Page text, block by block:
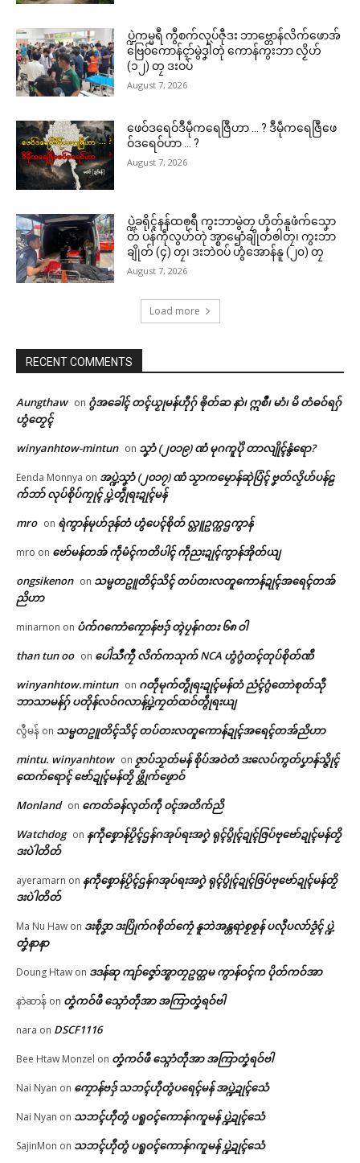
ဌာန်ပရိုၚ်ဗၠးၜးမန်
ကေတ်အဆက်
Related
မန် ဒးလုပ်ကေတ်တာလျိုၚ် ယိုက်
June 12, 2026
In "ပရိုၚ်"
စာဘာလ္ၚဵု ကဵုဒြဟတ်ဓရိုဟ်ဒေါံ
In "ပရိုၚ်"
အ္စာဘာကောန်ဂကူမန်ဂမၠိုၚ် ဂွံ
ဆက်ကေတ်တာလျိုၚ် သၞာံဇမၠိၚ်
မာန် သာ်လဵုဒးရေၚ်တၠုၚ်အာရော
February 14, 2026
In "ပရိုၚ်"
ပ္ဍဲကမ္မရဳ ကွဳစက်လုပ်ဇီုဒး ဘာဗ္တောန်လိက်ဖောအ်
ဗြေဝ်ကောန်ၚာ်မွဲဒၞါဲတုဲ ကောန်ကွးဘာ လၟိဟ်
(၁၂) တၠ ဒးဝပ်
August 7, 2026
ဖေဝ်ဒရေဝ်ဒဳမဵုကရေဇြဳဟာ … ? ဒဳမဵုကရေဇြဳဖေ
ဝ်ဒရေဝ်ဟာ … ?
August 7, 2026
ပ္ဍဲခရိုၚ်နန်ထၜုရဳ ကွးဘာမွဲတၠ ဟိုတ်နူဖံက်သၞော
တ် ပန်ကဵုလွဟ်တုဲ အ္စာၝောံချိုတ်ၜါတၠ၊ ကွးဘာ
ချိုတ် (၄) တၠ၊ ဒးဘဲဝပ် ဟွံအောန်နူ (၂၀) တၠ
August 7, 2026
Load more
RECENT COMMENTS
Aungthaw on ဂွံအခေါၚ် တၚ်ယၟုမန်ဟီုဂှ် ၜိုတ်ဆ နာဲ၊ ဣစဳ၊ မာံ၊ မိ တံဓဝ်ရဂှ်
ဟွံတၟေၚ်
winyanhtow-mintun on သၞာံ (၂၀၁၉) ဏံ မုဂကူပိုဲ တာလျိုၚ်နွံရော?
Eenda Monnya on အပ္ဍဲသၞာံ (၂၀၁၇) ဏံ သၟာကမၠောန်ဆုဲပြံၚ် ဗၞတ်လၟိဟ်ပန်ဠ
က်ဘာ် လုပ်စိုပ်ကၠုၚ် ပ္ဍဲတွဵုရးဍုၚ်မန်
mro on ရဲကွာန်မုဟ်ဒုန်တံ ဟွံပေၚ်စိုတ် လ္တူဥက္ကဌကွာန်
mro on ဗော်မန်တအ် ကဵုမံၚ်ကတိပါၚ် ကဵုညးဍုၚ်ကွာန်အိုတ်ယျ
ongsikenon on သမ္မတဥူတိၚ်သိၚ် တပ်တးလတူကောန်ဍုၚ်အရေၚ်တအ်
ညိဟာ
minarnon on ပံက်ဂကောံကၠောန်ဗဒှ် တ္ၚဲပၠန်ဂတး ၆၈ ဝါ
than tun oo on ပေါဲသဳကၠဳ လိက်ကသုက် NCA ဟွံဂွံတၚ်တုပ်စိုတ်ဏီ
winyanhtow.mintun on ဂတဵုမုက်တွဵုရးဍုၚ်မန်တံ ညံၚ်ဂွံတောဲစုတ်သီု
ဘာသာမန်ဂှ် ပတိုန်လဝ်ဂလာန်ပ္ဍဲကၠတ်ထဝ်တွဵုရးယျ
လွီမန် on သမ္မတဥူတိၚ်သိၚ် တပ်တးလတူကောန်ဍုၚ်အရေၚ်တအ်ညိဟာ
mintu. winyanhtow on ဇၟာပ်သၟတ်မန် စိုပ်အဝဲတံ ဒးလေပ်ကွတ်ပၞာန်သ္ဇိုၚ်
ထေက်ရောၚ် ဗော်ဍုၚ်မန်တၟိ ဖ္တိုက်ဖၟောဝ်
Monland on ကေတ်ခန်လ္ၚတ်ကဵု ၀ၚ်အတိက်ညိ
Watchdog on နကဵုစၞောန်ပၟိၚ်ဌန်ဂအုပ်ရးအဂၞဲ ရုၚ်ပွိုၚ်ဍုၚ်ဇြပ်ဗုဗော်ဍုၚ်မန်တၟိ
ဒးပဲါတိတ်
ayeramarn on နကဵုစၞောန်ပၟိၚ်ဌန်ဂအုပ်ရးအဂၞဲ ရုၚ်ပွိုၚ်ဍုၚ်ဇြပ်ဗုဗော်ဍုၚ်မန်တၟိ
ဒးပဲါတိတ်
Ma Nu Haw on ဒးစဵုဒၞာ ဒးပြိုက်ဂစိုတ်ကၠေံ နူဘဲအန္တရာဲစၟစၟန် ပလီုပလာ်ဒၟံၚ် ပ္ဍဲ
တၞံနာနာ
Doung Htaw on ဒဒန်ဆု ကျာ်ဇၞော်အ္စာတၠဥတ္တမ ကွာန်ဝၚ်က ပိုတ်ကဝ်အာ
နာဲဆာန် on တၞံကဝ်ဖီ သ္ဂောံတဵုအာ အကြာတၞံရဝ်ဗါ
nara on DSCF1116
Bee Htaw Monzel on တၞံကဝ်ဖီ သ္ဂောံတဵုအာ အကြာတၞံရဝ်ဗါ
Nai Nyan on ကၠောန်ဗဒှ် သဘၚ်ဟီုတွံပရေၚ်မန် အပ္ဍဲဍုၚ်သေံ
Nai Nyan on သဘၚ်ဟီုတွံ ပရူဝၚ်ကောန်ဂကူမန် ပ္ဍဲဍုၚ်သေံ
SajinMon on သဘၚ်ဟီုတွံ ပရူဝၚ်ကောန်ဂကူမန် ပ္ဍဲဍုၚ်သေံ